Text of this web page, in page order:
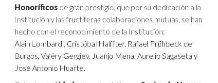
Honoríficos de gran prestigio, que por su dedicación a la
Institución y las fructíferas colaboraciones mutuas, se han
hecho con el reconocimiento de la Institución:
Alain Lombard , Cristóbal Halffter, Rafael Frühbeck de
Burgos, Valéry Gergiev, Juanjo Mena, Aurelio Sagaseta y
José Antonio Huarte.